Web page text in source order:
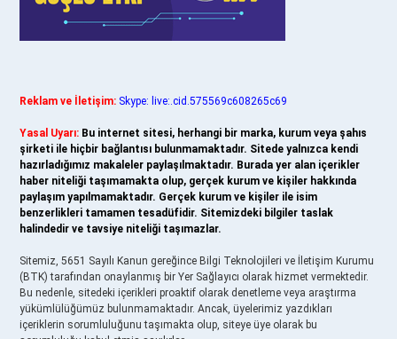
Reklam ve İletişim: Skype: live:.cid.575569c608265c69
Yasal Uyarı: Bu internet sitesi, herhangi bir marka, kurum veya şahıs
şirketi ile hiçbir bağlantısı bulunmamaktadır. Sitede yalnızca kendi
hazırladığımız makaleler paylaşılmaktadır. Burada yer alan içerikler
haber niteliği taşımamakta olup, gerçek kurum ve kişiler hakkında
paylaşım yapılmamaktadır. Gerçek kurum ve kişiler ile isim
benzerlikleri tamamen tesadüfidir. Sitemizdeki bilgiler taslak
halindedir ve tavsiye niteliği taşımazlar.
Sitemiz, 5651 Sayılı Kanun gereğince Bilgi Teknolojileri ve İletişim Kurumu
(BTK) tarafından onaylanmış bir Yer Sağlayıcı olarak hizmet vermektedir.
Bu nedenle, sitedeki içerikleri proaktif olarak denetleme veya araştırma
yükümlülüğümüz bulunmamaktadır. Ancak, üyelerimiz yazdıkları
içeriklerin sorumluluğunu taşımakta olup, siteye üye olarak bu